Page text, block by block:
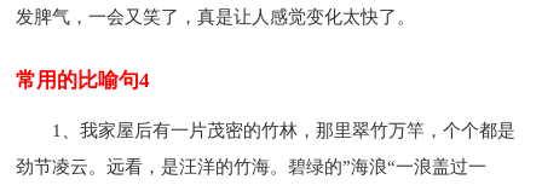
发脾气，一会又笑了，真是让人感觉变化太快了。
常用的比喻句4
1、我家屋后有一片茂密的竹林，那里翠竹万竿，个个都是
劲节凌云。远看，是汪洋的竹海。碧绿的”海浪“一浪盖过一